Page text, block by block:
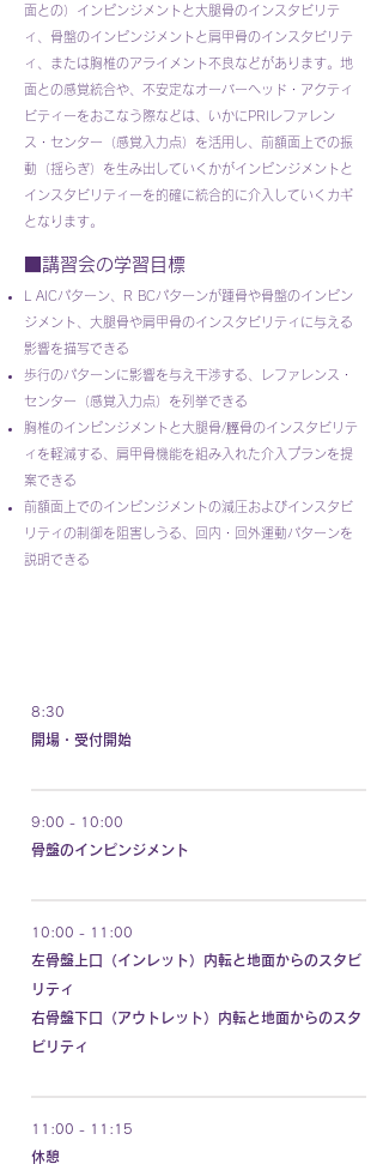
面との）インピンジメントと大腿骨のインスタビリテ
ィ、骨盤のインピンジメントと肩甲骨のインスタビリテ
ィ、または胸椎のアライメント不良などがあります。地
面との感覚統合や、不安定なオーバーヘッド・アクティ
ビティーをおこなう際などは、いかにPRIレファレン
ス・センター（感覚入力点）を活用し、前額面上での振
動（揺らぎ）を生み出していくかがインピンジメントと
インスタビリティーを的確に統合的に介入していくカギ
となります。
■講習会の学習目標
L AICパターン、R BCパターンが踵骨や骨盤のインピン
ジメント、大腿骨や肩甲骨のインスタビリティに与える
影響を描写できる
歩行のパターンに影響を与え干渉する、レファレンス・
センター（感覚入力点）を列挙できる
胸椎のインピンジメントと大腿骨/脛骨のインスタビリテ
ィを軽減する、肩甲骨機能を組み入れた介入プランを提
案できる
前額面上でのインピンジメントの減圧およびインスタビ
リティの制御を阻害しうる、回内・回外運動パターンを
説明できる
8:30
開場・受付開始
9:00 - 10:00
骨盤のインピンジメント
10:00 - 11:00
左骨盤上口（インレット）内転と地面からのスタビ
リティ
右骨盤下口（アウトレット）内転と地面からのスタ
ビリティ
11:00 - 11:15
休憩